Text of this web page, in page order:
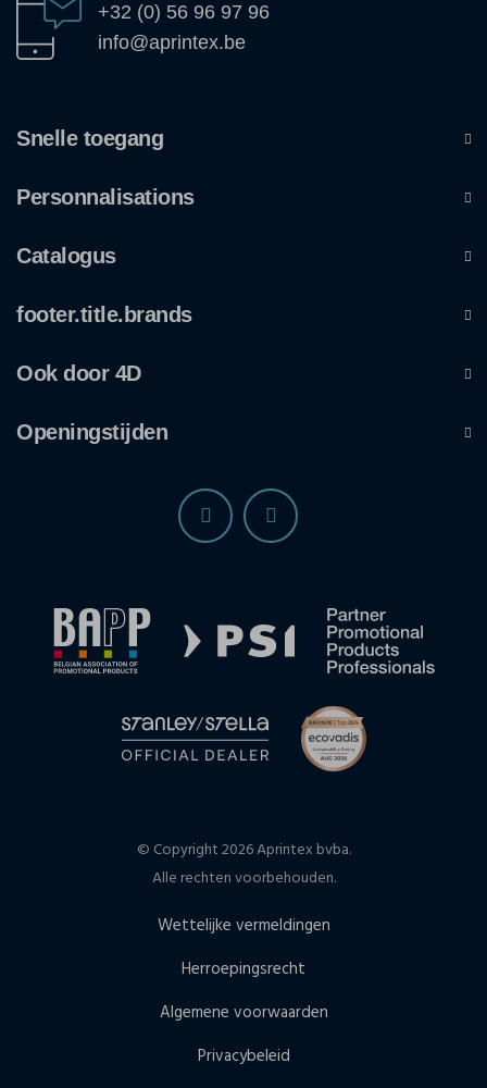
+32 (0) 56 96 97 96
info@aprintex.be
Snelle toegang
Personnalisations
Catalogus
footer.title.brands
Ook door 4D
Openingstijden
© Copyright 2026 Aprintex bvba.
Alle rechten voorbehouden.
Wettelijke vermeldingen
Herroepingsrecht
Algemene voorwaarden
Privacybeleid